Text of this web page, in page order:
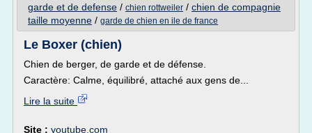
garde et de defense / chien rottweiler / chien de compagnie
taille moyenne / garde de chien en ile de france
Le Boxer (chien)
Chien de berger, de garde et de défense.
Caractère: Calme, équilibré, attaché aux gens de...
Lire la suite
Site : youtube.com